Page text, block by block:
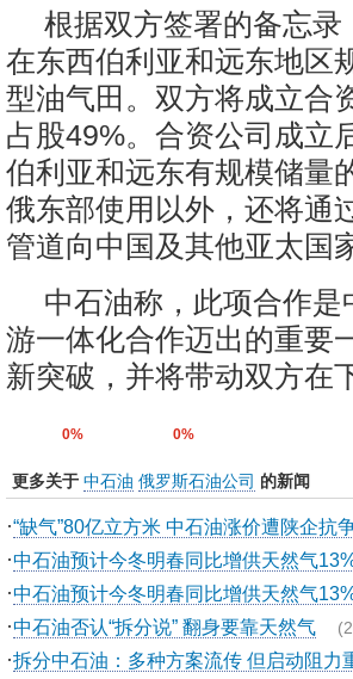
根据双方签署的备忘
在东西伯利亚和远东地区
型油气田。双方将成立合
占股49%。合资公司成立
伯利亚和远东有规模储量
俄东部使用以外，还将通
管道向中国及其他亚太国
中石油称，此项合作
游一体化合作迈出的重要
新突破，并将带动双方在
0% 0%
更多关于 中石油 俄罗斯石油公司 的新闻
·“缺气”80亿立方米 中石油涨价遭陕企抗
·中石油预计今冬明春同比增供天然气
·中石油预计今冬明春同比增供天然气
·中石油否认“拆分说” 翻身要靠天然气
·拆分中石油：多种方案流传 但启动阻力